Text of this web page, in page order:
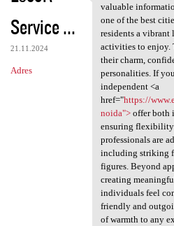
Service ...
21.11.2024
Adres
This is a really
valuable
one of the best
residents a vibrant
activities to enjoy.
their charm,
personalities. If
independent <a
href="https://
noida">offer both
ensuring flexibility
professionals are
including striking
figures. Beyond
creating
individuals feel
friendly and
of warmth to any